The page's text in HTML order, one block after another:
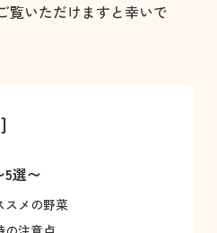
覧いただけますと幸いで
選〜
スメの野菜